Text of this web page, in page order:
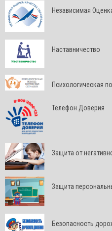
Независимая
Наставничество
Психологическая
Телефон Доверия
Защита от
Защита
Безопасность